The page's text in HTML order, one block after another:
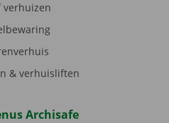
verhuizen
& verhuisliften
Archisafe